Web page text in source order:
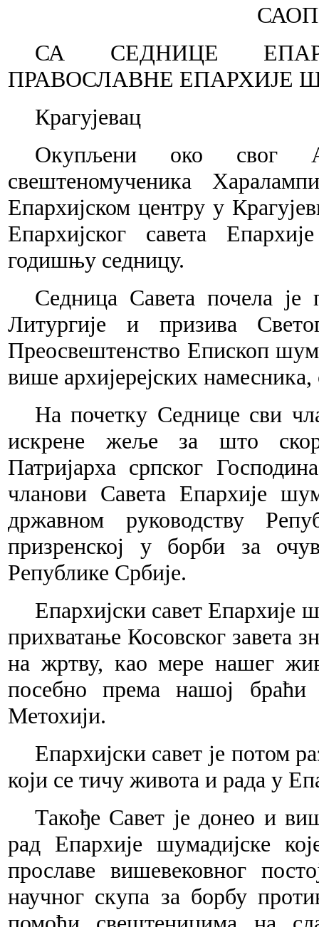
САОПШТЕЊЕ
СА СЕДНИЦЕ
ПРАВОСЛАВНЕ ЕПАРХИЈЕ
Крагујевац
Окупљени око свог
свештеномученика
Епархијском центру у
Епархијског савета
годишњу седницу.
Седница Савета почела је
Литургије и призива
Преосвештенство Епископ
више архијерејских
На почетку Седнице сви
искрене жеље за што
Патријарха српског
чланови Савета Епархије
државном руководству
призренској у борби за
Републике Србије.
Епархијски савет Епархије
прихватање Косовског завета
на жртву, као мере нашег
посебно према нашој
Метохији.
Епархијски савет је потом
који се тичу живота и рада у
Такође Савет је донео и
рад Епархије шумадијске
прославе вишевековног
научног скупа за борбу